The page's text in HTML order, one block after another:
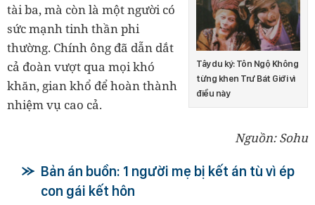
Tây du ký: Tôn Ngộ Không
từng khen Trư Bát Giới vì
điều này
tài ba, mà còn là một người có
sức mạnh tinh thần phi
thường. Chính ông đã dẫn dắt
cả đoàn vượt qua mọi khó
khăn, gian khổ để hoàn thành
nhiệm vụ cao cả.
Nguồn: Sohu
Bản án buồn: 1 người mẹ bị kết án tù vì ép
con gái kết hôn